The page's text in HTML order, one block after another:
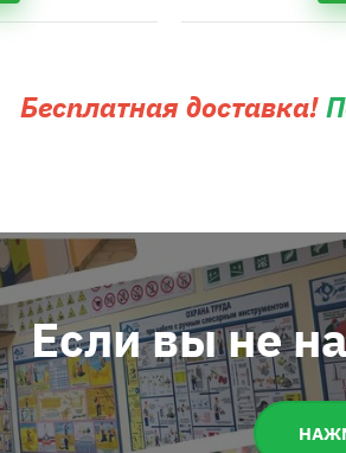
Бесплатная доставка!
Если вы не